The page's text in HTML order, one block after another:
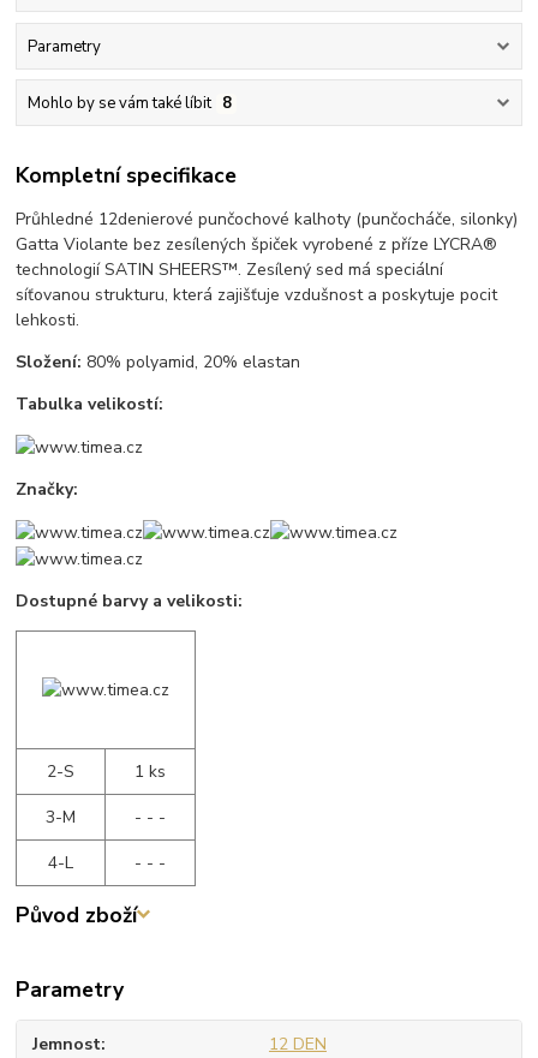
Parametry
Mohlo by se vám také líbit 8
Kompletní specifikace
Průhledné 12denierové punčochové kalhoty (punčocháče, silonky)
Gatta Violante bez zesílených špiček vyrobené z příze LYCRA®
technologií SATIN SHEERS™. Zesílený sed má speciální
síťovanou strukturu, která zajišťuje vzdušnost a poskytuje pocit
lehkosti.
Složení: 80% polyamid, 20% elastan
Tabulka velikostí:
Značky:
Dostupné barvy a velikosti:
2-S
1 ks
3-M
- - -
4-L
- - -
Původ zboží
Parametry
Jemnost 12 DEN